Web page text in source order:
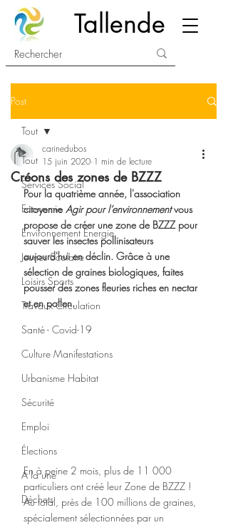
Tallende
Post
Tout
Services Social
Economie
Environnement Energie
Jeunes Scolaire
Loisirs Sports
Travaux Circulation
Santé - Covid-19
Culture Manifestations
Urbanisme Habitat
Sécurité
Emploi
Élections
A la une
Déchets
Tout
Créons des zones de BZZZ
carinedubos
15 juin 2020 1 min de lecture
Pour la quatrième année, l'association
citoyenne Agir pour l’environnement vous
propose de créer une zone de BZZZ pour
sauver les insectes pollinisateurs
aujourd'hui en déclin. Grâce à une
sélection de graines biologiques, faites
pousser des zones fleuries riches en nectar
et en pollen.
En à peine 2 mois, plus de 11 000
particuliers ont créé leur Zone de BZZZ !
Au total, près de 100 millions de graines,
spécialement sélectionnées par un